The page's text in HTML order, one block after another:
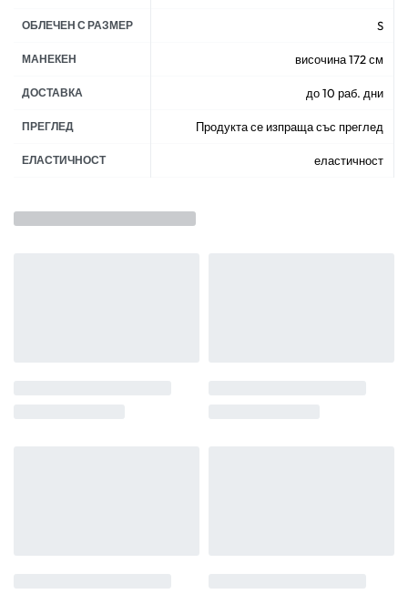
ОБЛЕЧЕН С РАЗМЕР S
МАНЕКЕН височина 172 см
ДОСТАВКА до 10 раб. дни
ПРЕГЛЕД Продукта се изпраща със преглед
ЕЛАСТИЧНОСТ еластичност